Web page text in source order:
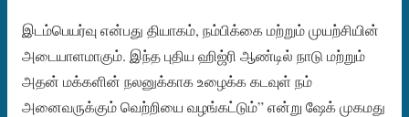
இடம்பெயர்வு என்பது தியாகம், நம்பிக்கை மற்றும் முயற்சியின்
அடையாளமாகும். இந்த புதிய ஹிஜ்ரி ஆண்டில் நாடு மற்றும்
அதன் மக்களின் நலனுக்காக உழைக்க கடவுள் நம்
அனைவருக்கும் வெற்றியை வழங்கட்டும்” என்று ஷேக் முகமது